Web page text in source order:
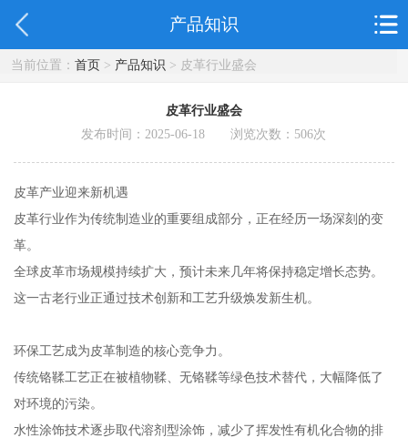
产品知识
当前位置： 首页> 产品知识 > 皮革行业盛会
皮革行业盛会
发布时间：2025-06-18 浏览次数： 506次
皮革产业迎来新机遇
皮革行业作为传统制造业的重要组成部分，正在经历一场深刻的变
革。
全球皮革市场规模持续扩大，预计未来几年将保持稳定增长态势。
这一古老行业正通过技术创新和工艺升级焕发新生机。
环保工艺成为皮革制造的核心竞争力。
传统铬鞣工艺正在被植物鞣、无铬鞣等绿色技术替代，大幅降低了
对环境的污染。
水性涂饰技术逐步取代溶剂型涂饰，减少了挥发性有机化合物的排